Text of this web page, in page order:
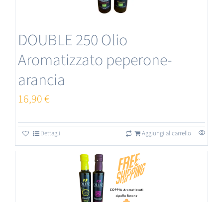
DOUBLE 250 Olio
Aromatizzato peperone-
arancia
16,90€
Aggiungi al carrello
Dettagli